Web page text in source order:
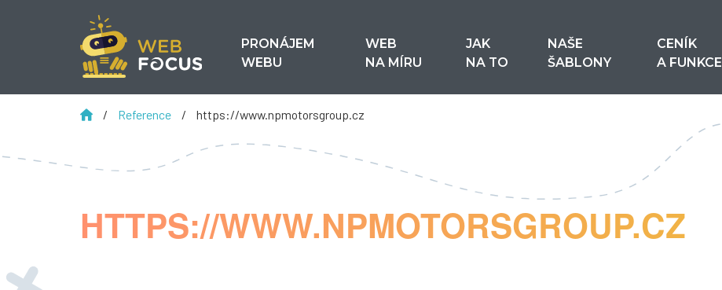
PRONÁJEM
WEBU
WEB
NA MÍRU
JAK
NA TO
NAŠE
ŠABLONY
CENÍK
A FUNKCE
HTTPS://WWW.NPMOTORSGROUP.CZ
/ Reference / https://www.npmotorsgroup.cz